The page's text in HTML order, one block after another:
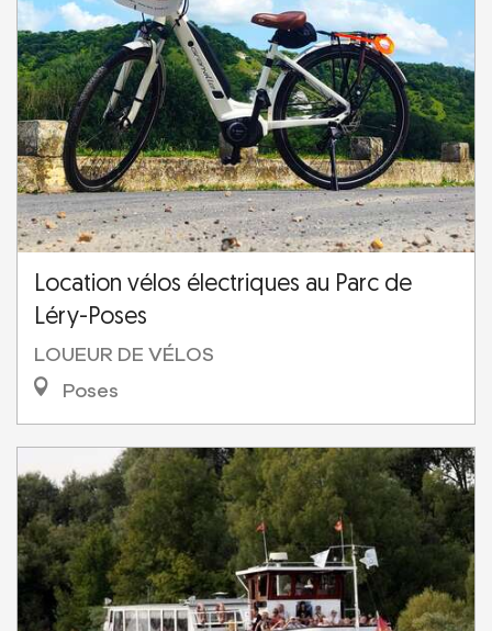
Location vélos électriques au Parc de
Léry-Poses
LOUEUR DE VÉLOS
Poses